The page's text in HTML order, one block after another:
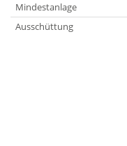
Mindestanlage
Ausschüttung